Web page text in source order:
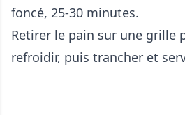
foncé, 25-30 minutes.
Retirer le pain sur une grille
refroidir, puis trancher et